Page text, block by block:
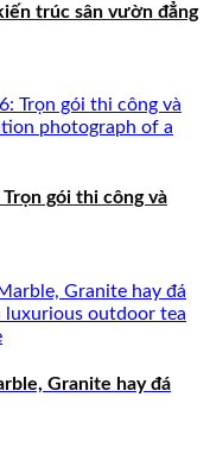
trúc sân vườn đẳng
gói thi công và
Granite hay đá